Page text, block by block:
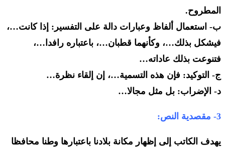
المطروح.
ب- استعمال ألفاظ وعبارات دالة على التفسير: إذا كانت…،
فيشكل بذلك…، وكأنهما قطبان…، باعتباره رافدا…،
فتنوعت بذلك عاداته…
ج- التوكيد: فإن هذه التسمية…، إن إلقاء نظرة…
د- الإضراب: بل مثل مجالا…
3- مقصدية النص:
يهدف الكاتب إلى إظهار مكانة بلادنا باعتبارها وطنا محافظا